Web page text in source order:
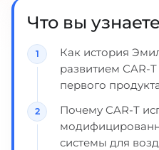
Что вы
Как история
развитием CAR-
первого
Почему CAR-T
системы для